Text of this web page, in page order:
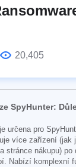
20,405
SpyHunter:
určena pro
více zařízení (jak
stránce nákupu) po
Nabízí komplexní